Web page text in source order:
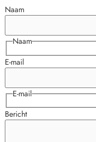
Naam
Naam
E-mail
E-mail
Bericht